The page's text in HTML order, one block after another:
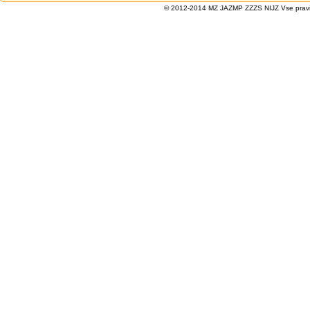
© 2012-2014 MZ JAZMP ZZZS NIJZ Vse